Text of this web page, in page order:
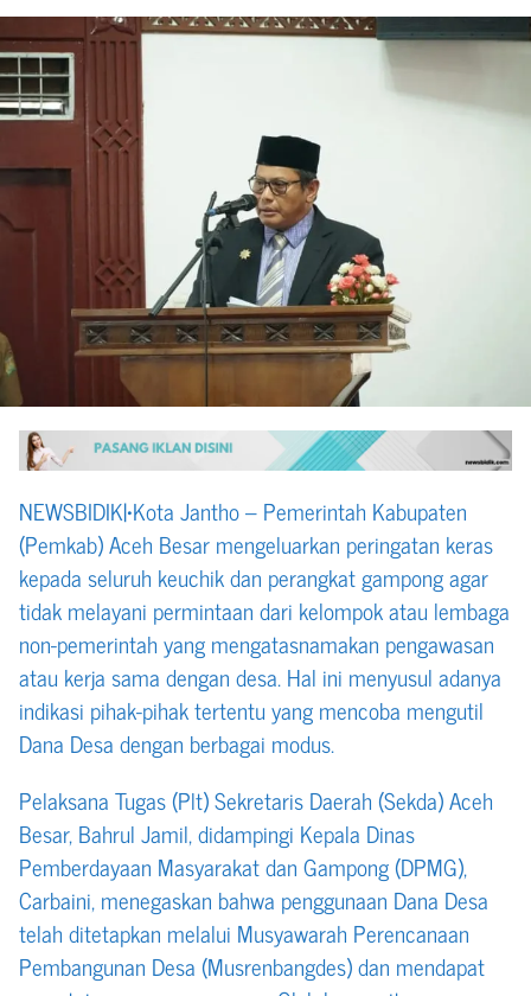
NEWSBIDIK|•Kota Jantho – Pemerintah Kabupaten
(Pemkab) Aceh Besar mengeluarkan peringatan keras
kepada seluruh keuchik dan perangkat gampong agar
tidak melayani permintaan dari kelompok atau lembaga
non-pemerintah yang mengatasnamakan pengawasan
atau kerja sama dengan desa. Hal ini menyusul adanya
indikasi pihak-pihak tertentu yang mencoba mengutil
Dana Desa dengan berbagai modus.
Pelaksana Tugas (Plt) Sekretaris Daerah (Sekda) Aceh
Besar, Bahrul Jamil, didampingi Kepala Dinas
Pemberdayaan Masyarakat dan Gampong (DPMG),
Carbaini, menegaskan bahwa penggunaan Dana Desa
telah ditetapkan melalui Musyawarah Perencanaan
Pembangunan Desa (Musrenbangdes) dan mendapat